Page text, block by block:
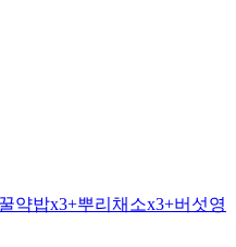
약밥x3+뿌리채소x3+버섯영